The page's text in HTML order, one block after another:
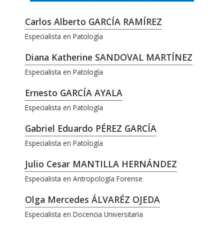
Carlos Alberto GARCÍA RAMÍREZ
Especialista en Patología
Diana Katherine SANDOVAL MARTÍNEZ
Especialista en Patología
Ernesto GARCÍA AYALA
Especialista en Patología
Gabriel Eduardo PÉREZ GARCÍA
Especialista en Patología
Julio Cesar MANTILLA HERNÁNDEZ
Especialista en Antropología Forense
Olga Mercedes ÁLVARÉZ OJEDA
Especialista en Docencia Universitaria